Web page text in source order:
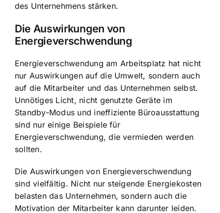
des Unternehmens stärken.
Die Auswirkungen von
Energieverschwendung
Energieverschwendung am Arbeitsplatz hat nicht
nur Auswirkungen auf die Umwelt, sondern auch
auf die Mitarbeiter und das Unternehmen selbst.
Unnötiges Licht, nicht genutzte Geräte im
Standby-Modus und ineffiziente Büroausstattung
sind nur einige Beispiele für
Energieverschwendung, die vermieden werden
sollten.
Die Auswirkungen von Energieverschwendung
sind vielfältig. Nicht nur steigende Energiekosten
belasten das Unternehmen, sondern auch die
Motivation der Mitarbeiter kann darunter leiden.